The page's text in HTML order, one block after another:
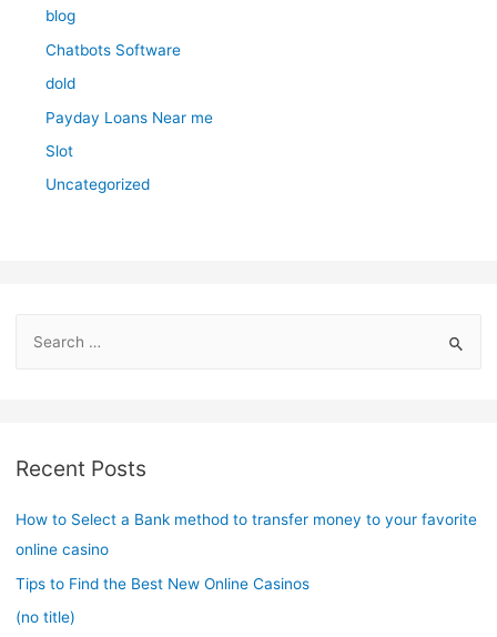
blog
Chatbots Software
dold
Payday Loans Near me
Slot
Uncategorized
hRecent Posts
How to Select a Bank method to transfer money to your favorite
online casino
Tips to Find the Best New Online Casinos
(no title)